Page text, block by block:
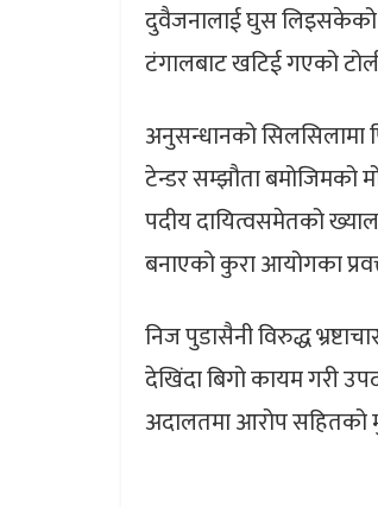
दुवैजनालाई घुस लिइसकेको
टंगालबाट खटिई गएको
अनुसन्धानको सिलसिलामा
टेन्डर सम्झौता बमोजिमको
पदीय दायित्वसमेतको
बनाएको कुरा आयोगका
निज पुडासैनी विरुद्ध
देखिंदा बिगो कायम गरी
अदालतमा आरोप सहितको